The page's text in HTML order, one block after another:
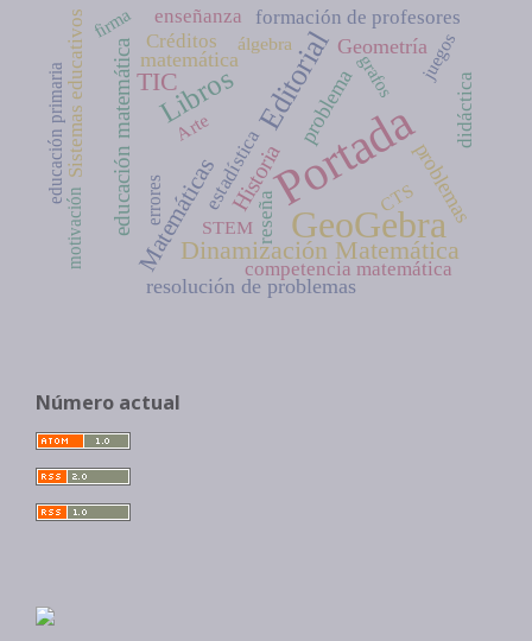
Portada
GeoGebra
Editorial
Libros
TIC
Dinamización Matemática
Matemáticas
educación matemática Historia
matemática
resolución de problemas
problema
Geometría
problemas
estadística
reseña
competencia matemática
Créditos
formación de profesores
didáctica
enseñanza
Sistemas educativos
educación primaria
motivación STEM
álgebra
errores
firma
Arte
CTS
juegos
grafos
Número actual